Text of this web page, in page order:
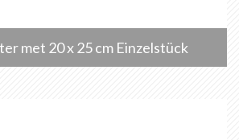
met 20 x 25 cm Einzelstück